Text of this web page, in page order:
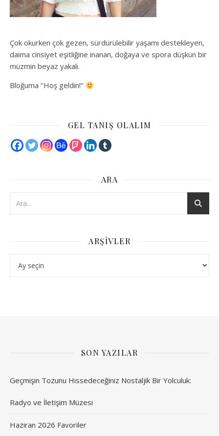
Çok okurken çok gezen, sürdürülebilir yaşamı destekleyen,
daima cinsiyet eşitliğine inanan, doğaya ve spora düşkün bir
müzmin beyaz yakalı.
Bloğuma ‘’Hoş geldin!’’
GEL TANIŞ OLALIM
ARA
ARŞIVLER
SON YAZILAR
Geçmişin Tozunu Hissedeceğiniz Nostaljik Bir Yolculuk:
Radyo ve İletişim Müzesi
Haziran 2026 Favoriler